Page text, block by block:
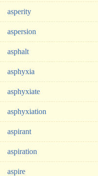
asperity
aspersion
asphalt
asphyxia
asphyxiate
asphyxiation
aspirant
aspiration
aspire